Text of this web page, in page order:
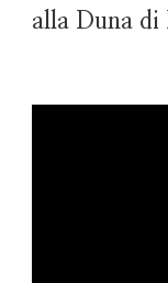
alla Duna di